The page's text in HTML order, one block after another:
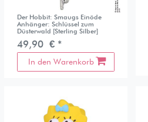
Der Hobbit: Smaugs Einöde
Anhänger: Schlüssel zum
Düsterwald [Sterling Silber]
49,90 € *
In den Warenkorb